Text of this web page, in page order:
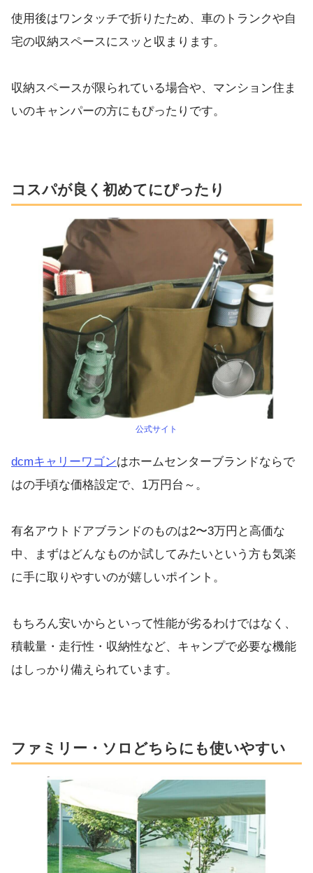
使用後はワンタッチで折りたため、車のトランクや自
宅の収納スペースにスッと収まります。
収納スペースが限られている場合や、マンション住ま
いのキャンパーの方にもぴったりです。
コスパが良く初めてにぴったり
公式サイト
dcmキャリーワゴンはホームセンターブランドならで
はの手頃な価格設定で、1万円台～。
有名アウトドアブランドのものは2〜3万円と高価な
中、まずはどんなものか試してみたいという方も気楽
に手に取りやすいのが嬉しいポイント。
もちろん安いからといって性能が劣るわけではなく、
積載量・走行性・収納性など、キャンプで必要な機能
はしっかり備えられています。
ファミリー・ソロどちらにも使いやすい